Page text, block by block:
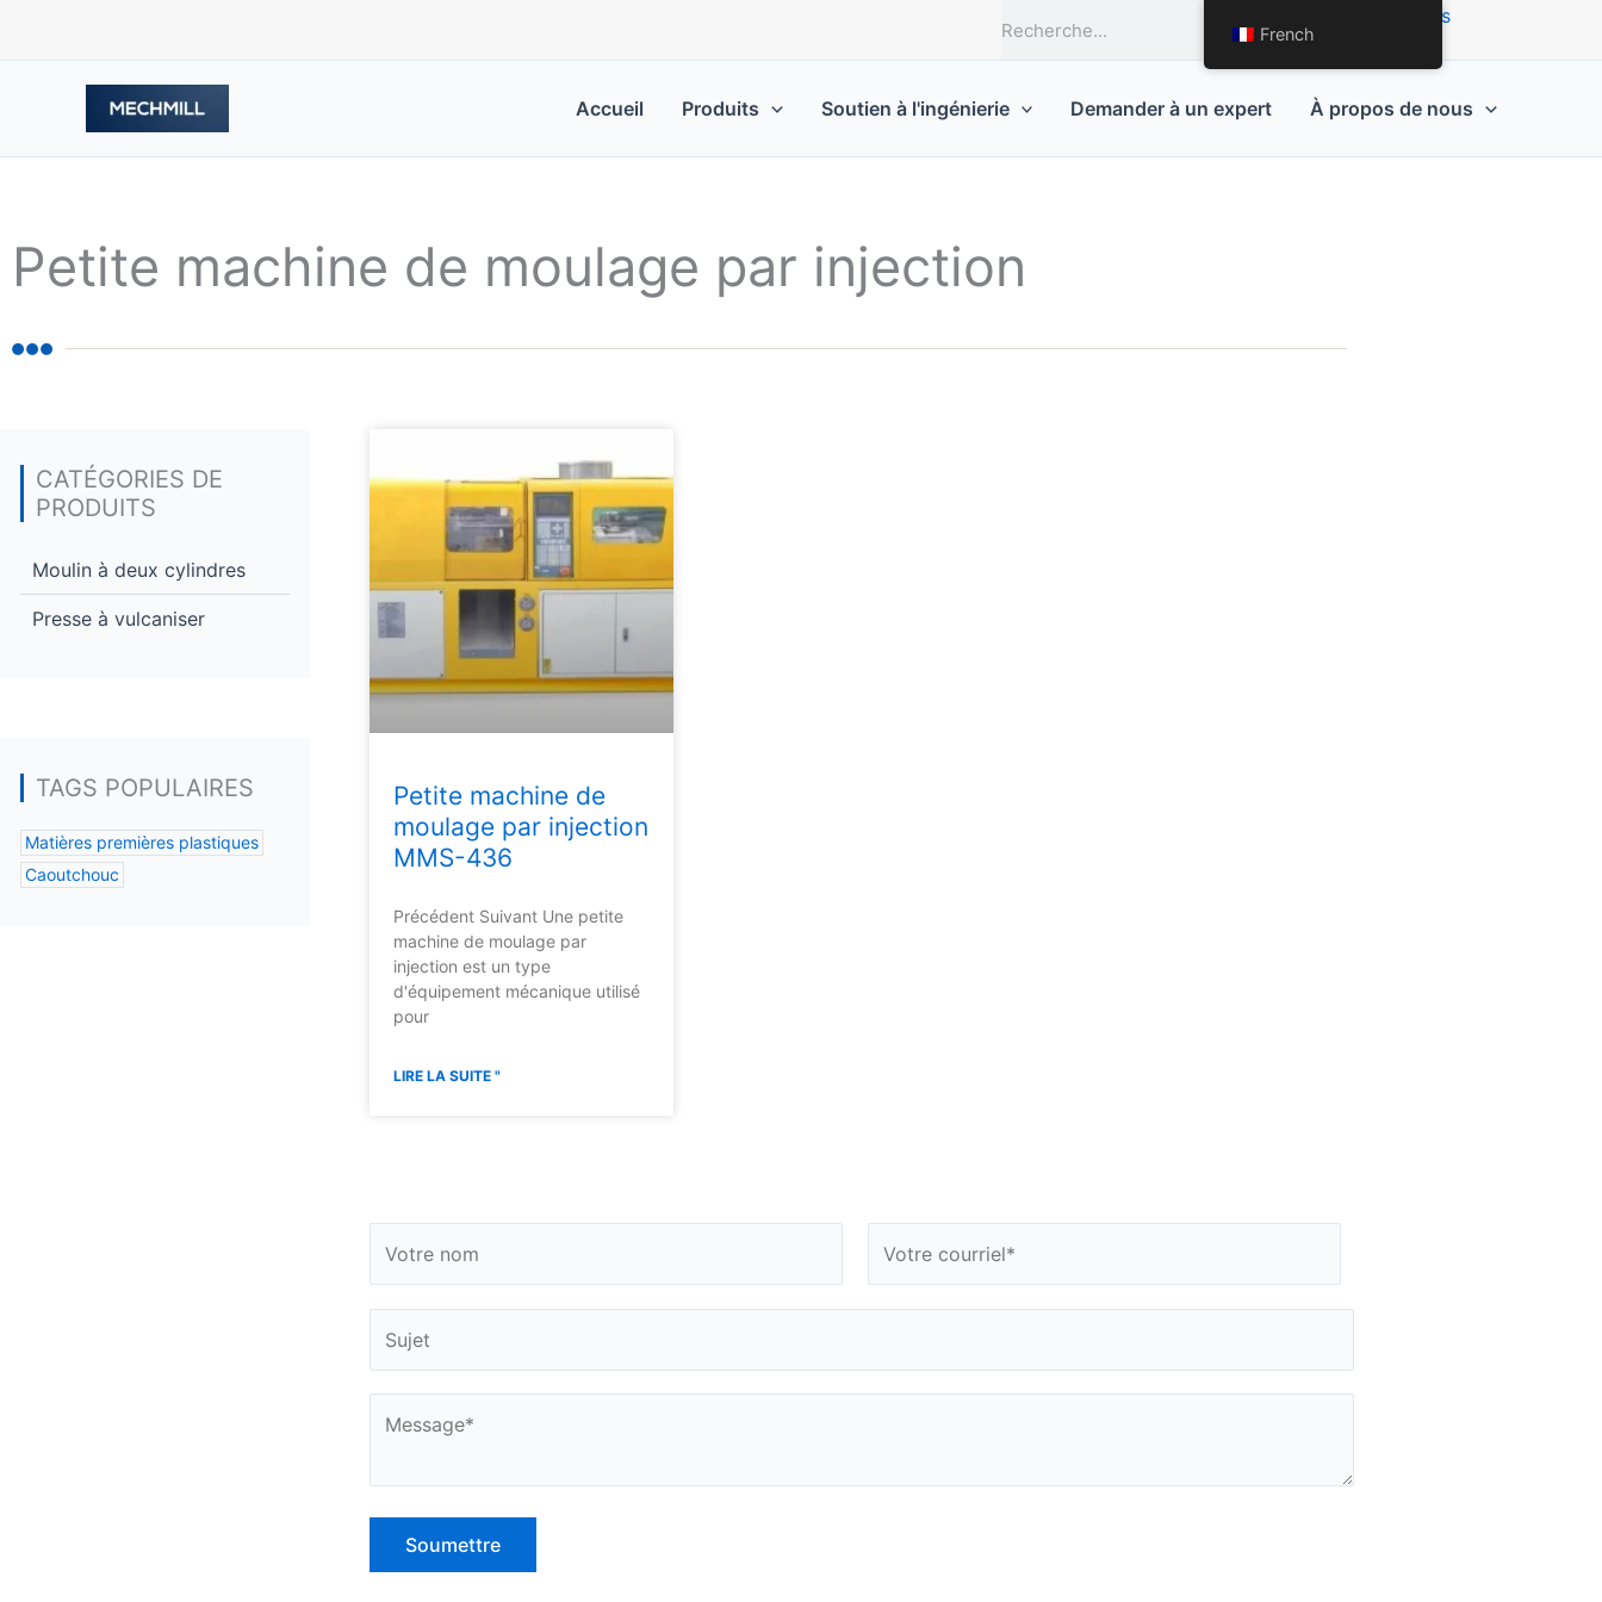
h
e
r
Demande de devis
Accueil Produits Soutien à l'ingénierie Demander à un expert À propos de nous
Petite machine de moulage par injection
CATÉGORIES DE
PRODUITS
Moulin à deux cylindres
Presse à vulcaniser
TAGS POPULAIRES
Matières premières plastiques
Caoutchouc
Petite machine de
moulage par injection
MMS-436
Précédent Suivant Une petite
machine de moulage par
injection est un type
d'équipement mécanique utilisé
pour
LIRE LA SUITE "
French